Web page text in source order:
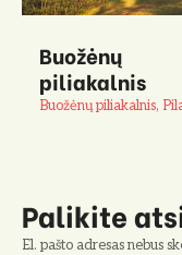
Buožėnų
piliakalnis
Buožėnų piliakalnis,
Palikite
El. pašto adresas nebus